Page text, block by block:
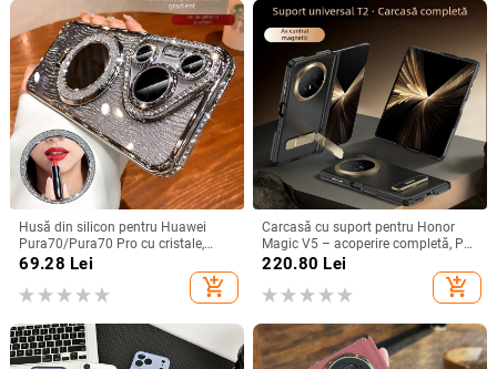
Husă din silicon pentru Huawei
Pura70/Pura70 Pro cu cristale,
transparentă, estetică, suport
încorporat și disipare a căldurii
69.28 Lei
add_shopping_cart
Carcasă cu suport pentru Honor
Magic V5 – acoperire completă, PC
mat, anti-cădere, anti-amprente
220.80 Lei
add_shopping_cart